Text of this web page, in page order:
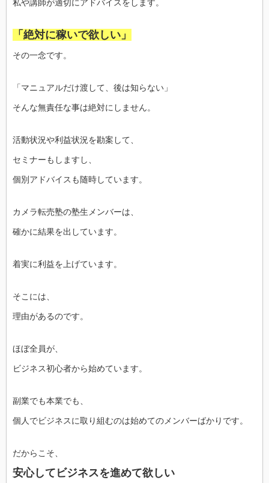
私や講師が適切にアドバイスをします。
「絶対に稼いで欲しい」
その一念です。
「マニュアルだけ渡して、後は知らない」
そんな無責任な事は絶対にしません。
活動状況や利益状況を勘案して、
セミナーもしますし、
個別アドバイスも随時しています。
カメラ転売塾の塾生メンバーは、
確かに結果を出しています。
着実に利益を上げています。
そこには、
理由があるのです。
ほぼ全員が、
ビジネス初心者から始めています。
副業でも本業でも、
個人でビジネスに取り組むのは始めてのメンバーばかりです。
だからこそ、
安心してビジネスを進めて欲しい